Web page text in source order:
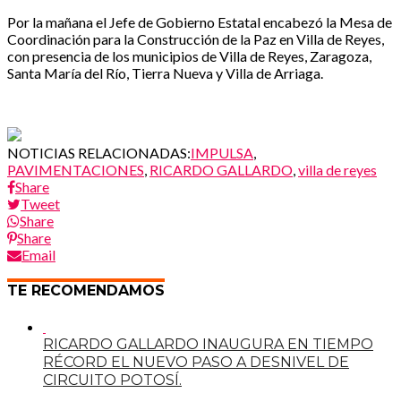
Por la mañana el Jefe de Gobierno Estatal encabezó la Mesa de
Coordinación para la Construcción de la Paz en Villa de Reyes,
con presencia de los municipios de Villa de Reyes, Zaragoza,
Santa María del Río, Tierra Nueva y Villa de Arriaga.
NOTICIAS RELACIONADAS:IMPULSA
PAVIMENTACIONES RICARDO GALLARDO villa de reyes
Share
Tweet
Share
Share
Email
TE RECOMENDAMOS
RICARDO GALLARDO INAUGURA EN TIEMPO
RÉCORD EL NUEVO PASO A DESNIVEL DE
CIRCUITO POTOSÍ.